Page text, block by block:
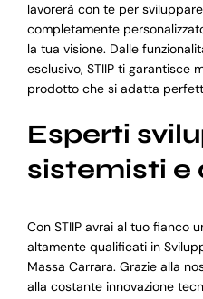
lavorerà con te per
completamente
la tua visione. Dalle
esclusivo, STIIP ti garantisce
prodotto che si adatta
Esperti
sistemisti e
Con STIIP avrai al tuo fianco
altamente qualificati in
Massa Carrara. Grazie alla
alla costante innovazione